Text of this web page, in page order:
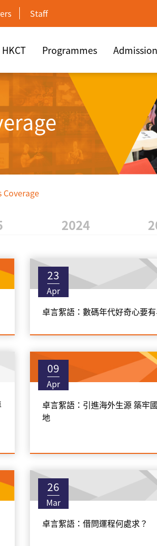
Staff
Programmes Admission
Coverage
2024
23
Apr
卓言絮語：數碼年代好奇心要
09
Apr
卓言絮語：引進海外生源 築牢
地
26
Mar
卓言絮語：借問運程何處求？